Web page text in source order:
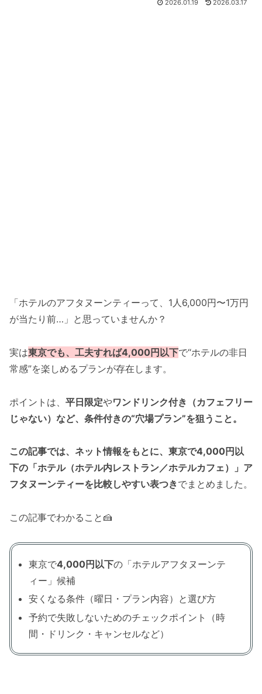
2026.01.19 2026.03.17
「ホテルのアフタヌーンティーって、1人6,000円〜1万円
が当たり前…」と思っていませんか？
実は東京でも、工夫すれば4,000円以下で“ホテルの非日
常感”を楽しめるプランが存在します。
ポイントは、 平日限定やワンドリンク付き（カフェフリー
じゃない）など、条件付きの“穴場プラン”を狙うこと。
この記事では、ネット情報をもとに、東京で4,000円以
下の「ホテル（ホテル内レストラン／ホテルカフェ）」ア
フタヌーンティーを比較しやすい表つきでまとめました。
この記事でわかること🍰
東京で4,000円以下の「ホテルアフタヌーンテ
ィー」候補
安くなる条件（曜日・プラン内容）と選び方
予約で失敗しないためのチェックポイント（時
間・ドリンク・キャンセルなど）